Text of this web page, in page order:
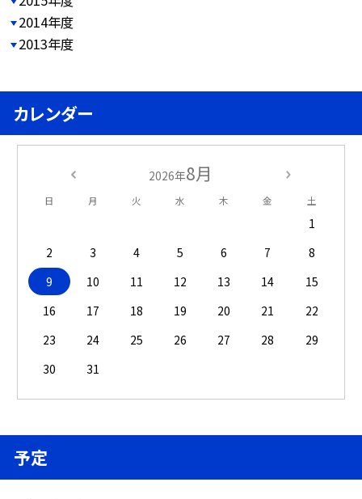
2014年度
2013年度
カレンダー
2026年8月
日 月 火 水 木 金 土
1
2
3 4 5 6 7
8
9
10 11 12 13 14
15
16
17 18 19 20 21
22
23
24 25 26 27 28
29
30
31
予定